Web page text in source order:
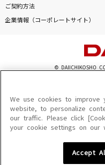
ご契約方法
企業情報（コーポレートサイト）
© DAIICHIKOSHO
このサイトに掲載されている一切の文
を問わず、著作権法の定める範囲を超
を禁じます。
楽曲及びコンテンツは、機種によりご
楽曲及びコンテンツの配信日、配信内
We use cookies to improve
website, to personalize
our traffic. Please click
your cookie settings on our
Accept